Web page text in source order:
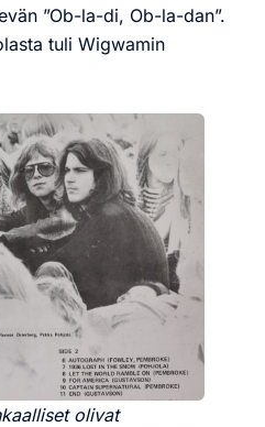
”Ob-la-di, Ob-la-dan”.
tuli Wigwamin
olivat